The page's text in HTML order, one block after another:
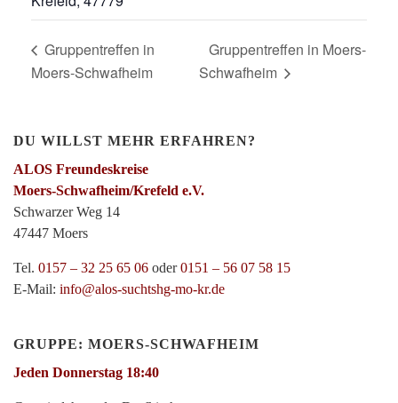
Gruppentreffen in
Moers-Schwafheim
Gruppentreffen in Moers-
Schwafheim
DU WILLST MEHR ERFAHREN?
ALOS Freundeskreise
Moers-Schwafheim/Krefeld e.V.
Schwarzer Weg 14
47447 Moers
Tel. 0157 – 32 25 65 06 oder0151 – 56 07 58 15
E-Mail: info@alos-suchtshg-mo-kr.de
GRUPPE: MOERS-SCHWAFHEIM
Jeden Donnerstag 18:40